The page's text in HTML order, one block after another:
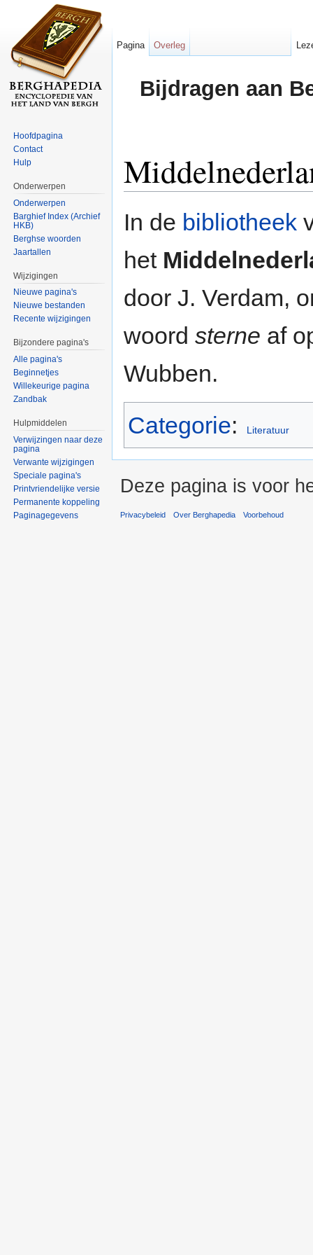
Bijdragen aan
In de bibliotheek
het
door J. Verdam,
woord sterne af
Wubben.
Categorie: Literatuur
Pagina Overleg
Hoofdpagina
Contact
Hulp
Onderwerpen
Onderwerpen
Barghief Index (Archief
HKB)
Berghse woorden
Jaartallen
Wijzigingen
Nieuwe pagina's
Nieuwe bestanden
Recente wijzigingen
Bijzondere pagina's
Alle pagina's
Beginnetjes
Willekeurige pagina
Zandbak
Hulpmiddelen
Verwijzingen naar deze
pagina
Verwante wijzigingen
Speciale pagina's
Printvriendelijke versie
Permanente koppeling
Paginagegevens
Deze pagina is voor
Privacybeleid Over Berghapedia Voorbehoud